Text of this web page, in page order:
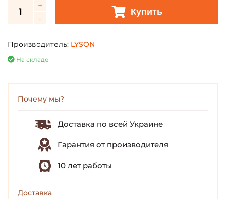
Купить
Производитель: LYSON
На складе
Почему мы?
Доставка по всей Украине
Гарантия от производителя
10 лет работы
Доставка